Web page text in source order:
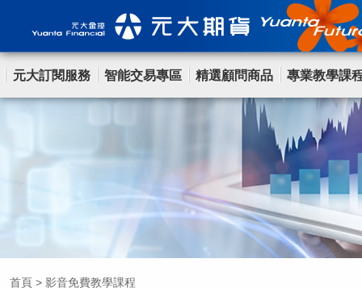
元大訂閱服務 智能交易專區 精選顧問商品 專業教學課
首頁 > 影音免費教學課程